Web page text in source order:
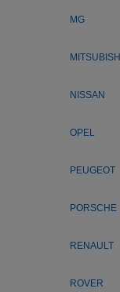
MG
MITSUBISHI
NISSAN
OPEL
PEUGEOT
PORSCHE
RENAULT
ROVER